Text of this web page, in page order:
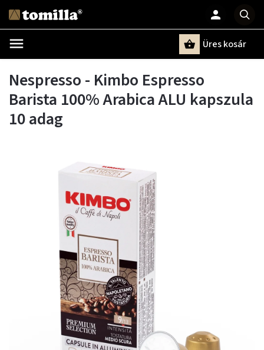
Üres kosár
Nespresso - Kimbo Espresso
Barista 100% Arabica ALU kapszula
10 adag